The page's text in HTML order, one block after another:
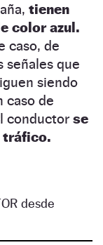
tienen
color azul.
caso, de
señales que
siendo
caso de
conductor se
tráfico.
desde